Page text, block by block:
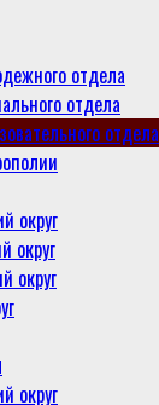
отдела
отдела
отдела
округ
округ
округ
округ